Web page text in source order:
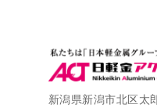
新潟県新潟市北区太